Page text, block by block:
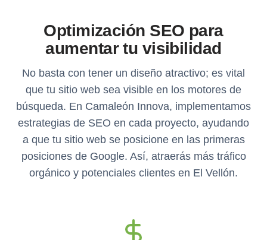
Optimización SEO para
aumentar tu visibilidad
No basta con tener un diseño atractivo; es vital
que tu sitio web sea visible en los motores de
búsqueda. En Camaleón Innova, implementamos
estrategias de SEO en cada proyecto, ayudando
a que tu sitio web se posicione en las primeras
posiciones de Google. Así, atraerás más tráfico
orgánico y potenciales clientes en El Vellón.